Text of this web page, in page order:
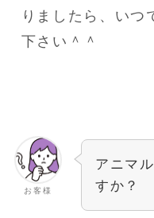
りましたら、いつ
下さい＾＾
お客様
アニマ
すか？